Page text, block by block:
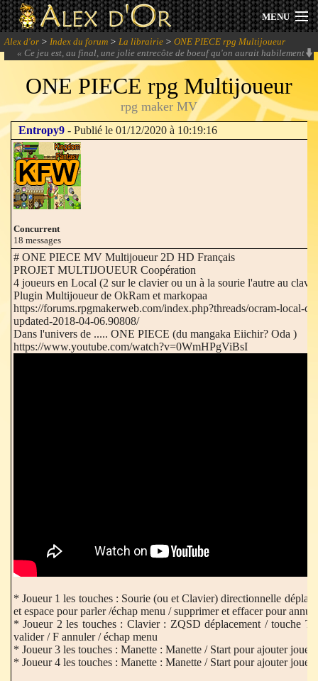
MENU
Actualités
Session 2026
Archives
Forum
Communauté
Se connecter
S'inscrire
Alex d'or > Index du forum > La librairie > ONE PIECE rpg Multijoueur
« Ce jeu est, au final, une jolie entrecôte de boeuf qu'on aurait habilement
cuite, mais que d'un seul côté.
ONE PIECE rpg Multijoueur
rpg maker MV
Entropy9 - Publié le 01/12/2020 à 10:19:16
Concurrent
18 messages
# ONE PIECE MV Multijoueur 2D HD Français
PROJET MULTIJOUEUR Coopération
4 joueurs en Local (2 sur le clavier ou un à la sourie l'autre au
Plugin Multijoueur de OkRam et markopaa
https://forums.rpgmakerweb.com/index.php?threads/ocram-local-
updated-2018-04-06.90808/
Dans l'univers de ..... ONE PIECE (du mangaka Eiichir? Oda )
https://www.youtube.com/watch?v=0WmHPgViBsI
* Joueur 1 les touches : Sourie (ou et Clavier) directionnelle
et espace pour parler /échap menu / supprimer et effacer pour
* Joueur 2 les touches : Clavier : ZQSD déplacement / touche T
valider / F annuler / échap menu
* Joueur 3 les touches : Manette : Manette / Start pour ajouter joueur
* Joueur 4 les touches : Manette : Manette / Start pour ajouter joueur